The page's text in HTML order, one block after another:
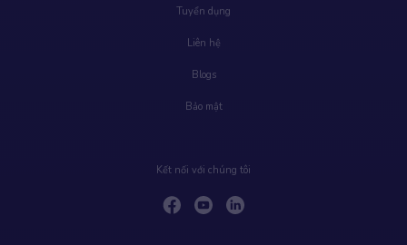
Tuyển dụng
Liên hệ
Blogs
Bảo mật
Kết nối với chúng tôi